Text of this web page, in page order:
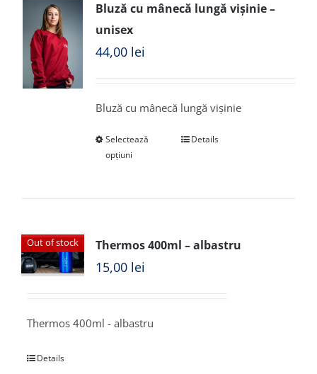
Bluză cu mânecă lungă vișinie –
unisex
44,00 lei
Bluză cu mânecă lungă vișinie
Selectează
opțiuni
Details
Out of stock Thermos 400ml – albastru
15,00 lei
Thermos 400ml - albastru
Details